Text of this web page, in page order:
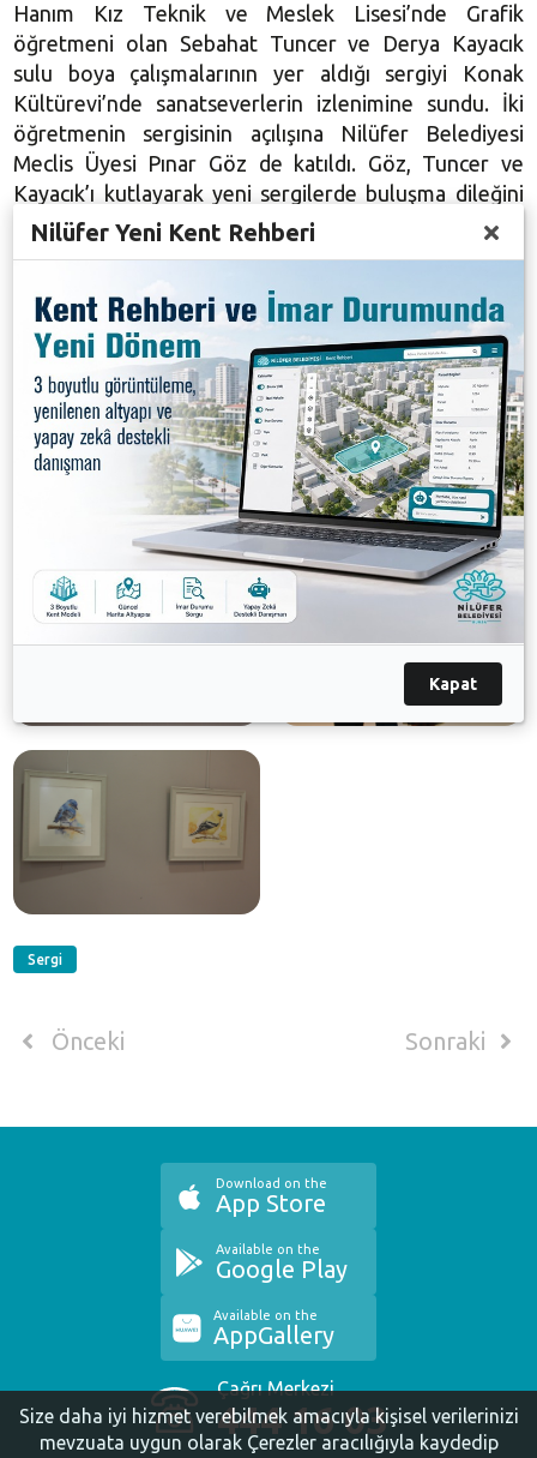
Hanım Kız Teknik ve Meslek Lisesi’nde Grafik
öğretmeni olan Sebahat Tuncer ve Derya Kayacık
sulu boya çalışmalarının yer aldığı sergiyi Konak
Kültürevi’nde sanatseverlerin izlenimine sundu. İki
öğretmenin sergisinin açılışına Nilüfer Belediyesi
Meclis Üyesi Pınar Göz de katıldı. Göz, Tuncer ve
Kayacık’ı kutlayarak yeni sergilerde buluşma dileğini
iletti.
Çok sayıda sanatseverin ilgi gösterdiği sergide ağırlıklı
olarak doğanın işlendiği 37 eser yer alıyor. Tuncer ve
Kayacık’ın 30 yıllık tecrübelerini yansıtan sergi büyük
beğeni topladı. Resim sergisi 14 Ekim Cuma gününe
kadar izlenime açık kalacak.
Sergi
Önceki Sonraki
Çağrı Merkezi
444 16 03
Download on the
App Store
Available on the
Google Play
Available on the
AppGallery
Nilüfer Yeni Kent Rehberi
Kapat
Size daha iyi hizmet verebilmek amacıyla kişisel verilerinizi
mevzuata uygun olarak Çerezler aracılığıyla kaydedip